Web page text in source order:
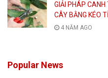
GIẢI PHÁP CANH
CÂY BẰNG KÉO
4 NĂM AGO
Popular News